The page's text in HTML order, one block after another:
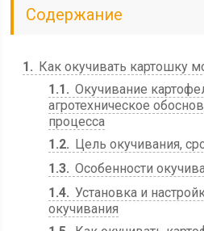
Содержание
1
Как окучивать картошку
1.1
Окучивание
агротехническое
процесса
1.2
Цель окучивания,
1.3 Особенности
1.4 Установка и
окучивания